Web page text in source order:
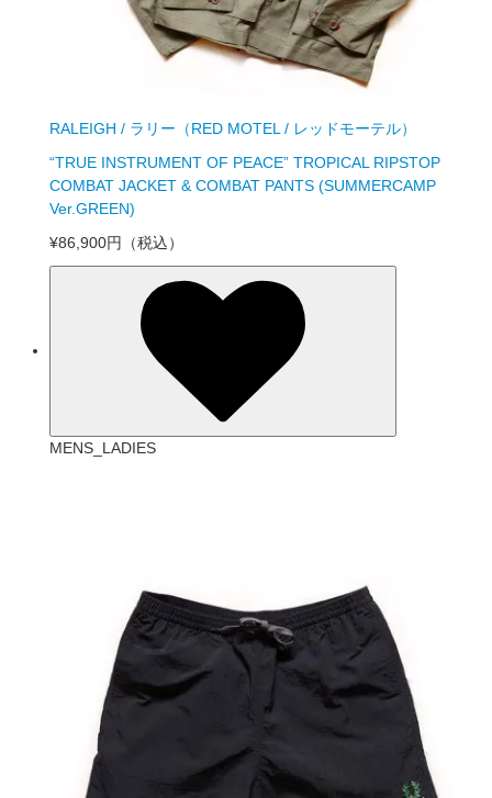
RALEIGH / ラリー（RED MOTEL / レッドモーテル）
“TRUE INSTRUMENT OF PEACE” TROPICAL RIPSTOP
COMBAT JACKET & COMBAT PANTS (SUMMERCAMP
Ver.GREEN)
¥86,900円
（税込）
MENS_LADIES